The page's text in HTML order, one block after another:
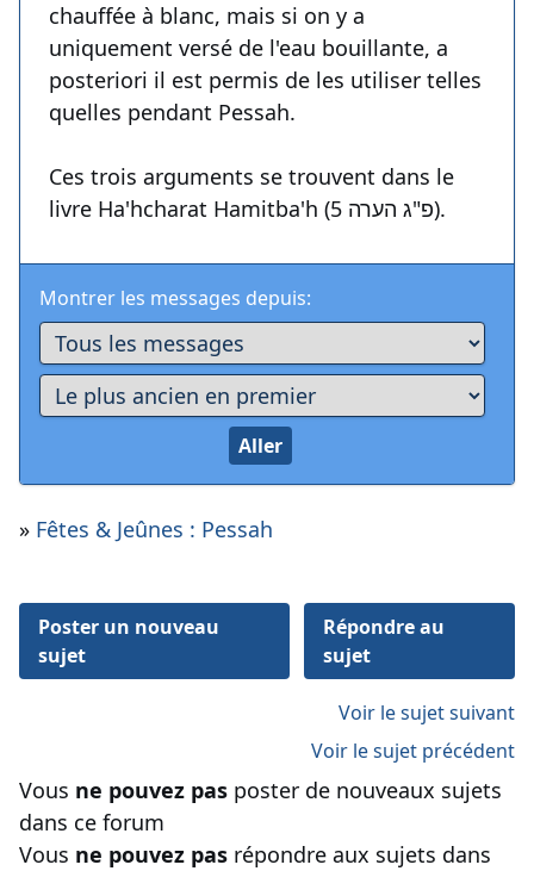
chauffée à blanc, mais si on y a
uniquement versé de l'eau bouillante, a
posteriori il est permis de les utiliser telles
quelles pendant Pessah.
Ces trois arguments se trouvent dans le
livre Ha'hcharat Hamitba'h (פ"ג הערה 5).
Montrer les messages depuis:
» Fêtes & Jeûnes : Pessah
Poster un nouveau
sujet
Répondre au
sujet
Voir le sujet suivant
Voir le sujet précédent
Vous ne pouvez pas poster de nouveaux sujets
dans ce forum
Vous ne pouvez pas répondre aux sujets dans